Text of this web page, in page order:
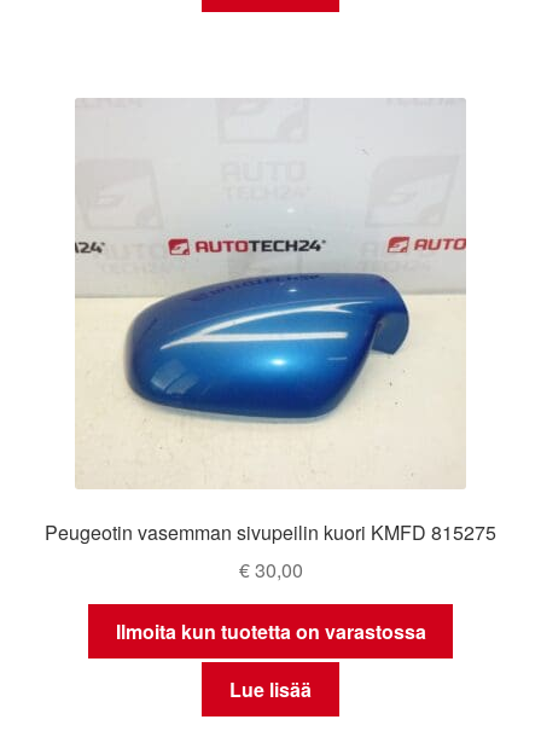
Peugeotin vasemman sivupeilin kuori KMFD 815275
€30,00
Ilmoita kun tuotetta on varastossa
Lue lisää